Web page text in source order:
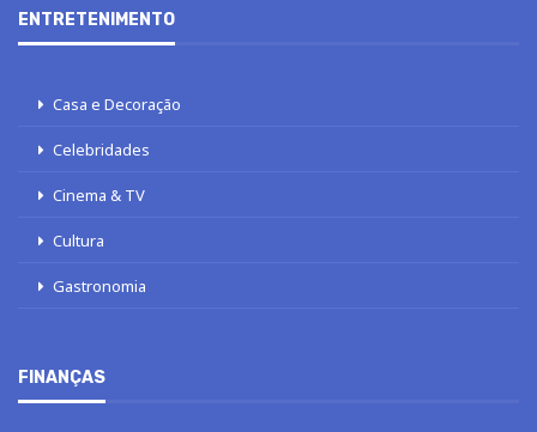
ENTRETENIMENTO
Casa e Decoração
Celebridades
Cinema & TV
Cultura
Gastronomia
FINANÇAS